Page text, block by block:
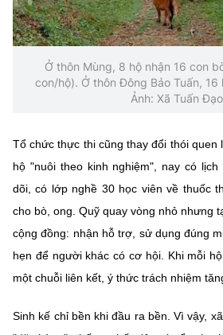
Ở thôn Mùng, 8 hộ nhận 16 con
con/hộ). Ở thôn Đông Bảo Tuấn, 16
Ảnh: Xã Tuấn
Tổ chức thực thi cũng thay đổi thói quen
hộ "nuôi theo kinh nghiệm", nay có
dõi, có lớp nghề 30 học viên về thuốc
cho bò, ong. Quỹ quay vòng nhỏ nhưng
cộng đồng: nhận hỗ trợ, sử dụng đúng
hẹn để người khác có cơ hội. Khi mỗi
một chuỗi liên kết, ý thức trách nhiệm
Sinh kế chỉ bền khi đầu ra bền. Vì vậy,